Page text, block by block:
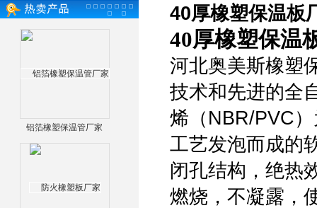
铝箔橡塑保温管厂家
40厚橡塑保温板
40厚橡塑保温
河北奥美斯橡塑
技术和先进的全
烯（NBR/PVC
工艺发泡而成的
闭孔结构，绝热
燃烧，不凝露，